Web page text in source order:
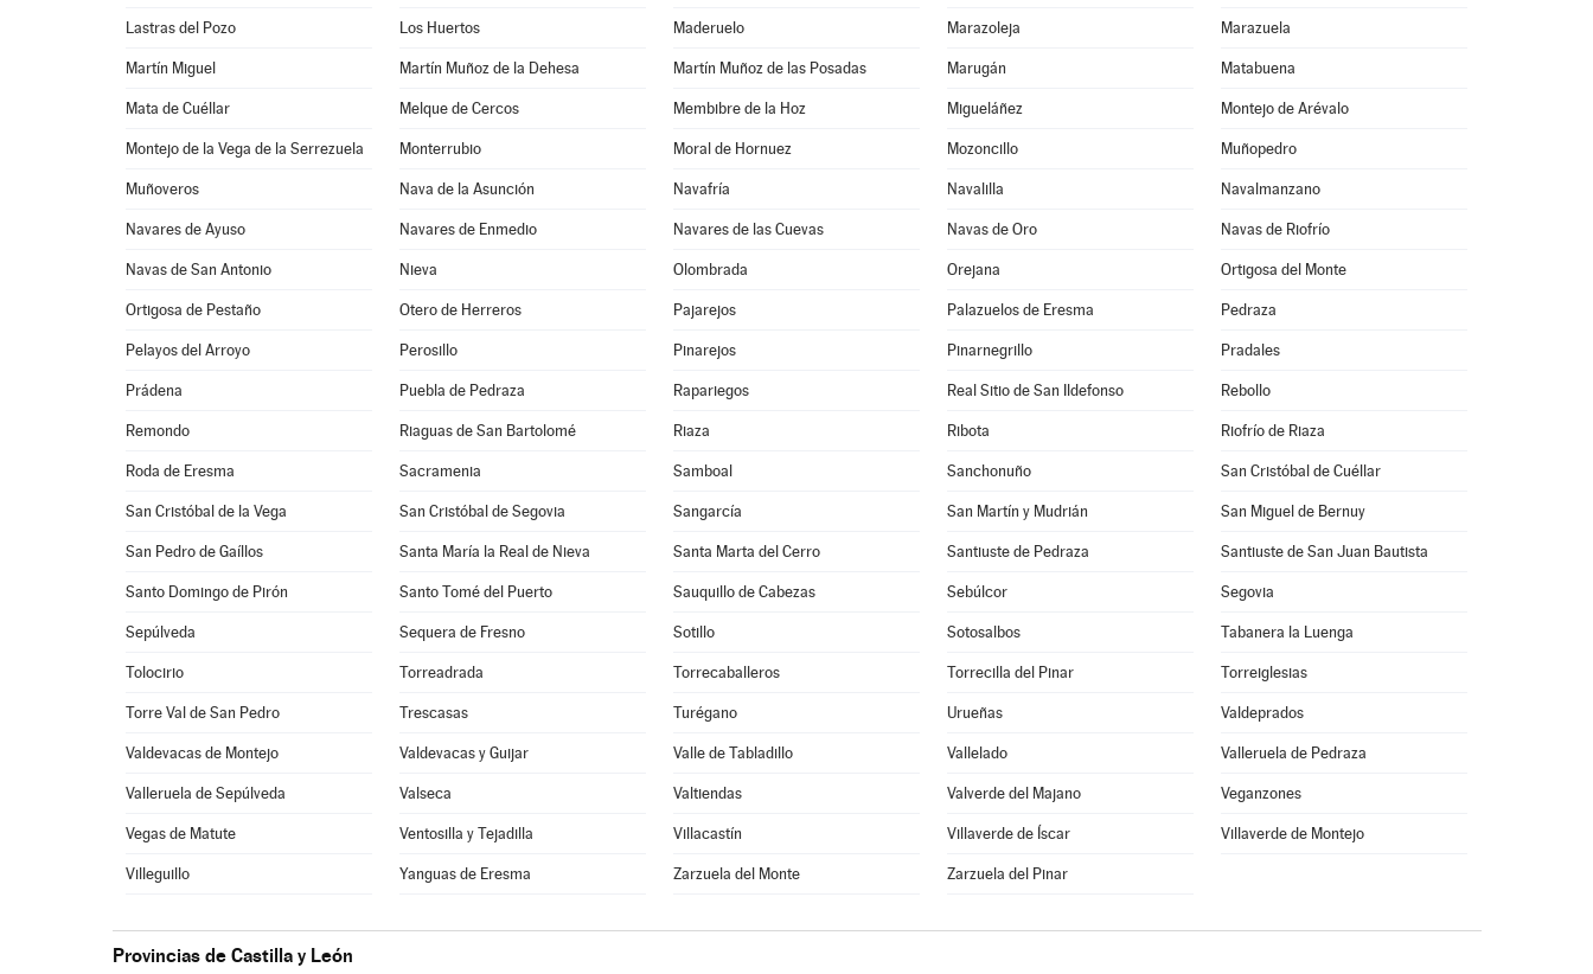
Lastras del Pozo Los Huertos Maderuelo Marazoleja Marazuela
Martín Miguel Martín Muñoz de la Dehesa Martín Muñoz de las Posadas Marugán Matabuena
Mata de Cuéllar Melque de Cercos Membibre de la Hoz Migueláñez Montejo de Arévalo
Montejo de la Vega de la Serrezuela Monterrubio Moral de Hornuez Mozoncillo Muñopedro
Muñoveros Nava de la Asunción Navafría Navalilla Navalmanzano
Navares de Ayuso Navares de Enmedio Navares de las Cuevas Navas de Oro Navas de Riofrío
Navas de San Antonio Nieva Olombrada Orejana Ortigosa del Monte
Ortigosa de Pestaño Otero de Herreros Pajarejos Palazuelos de Eresma Pedraza
Pelayos del Arroyo Perosillo Pinarejos Pinarnegrillo Pradales
Prádena Puebla de Pedraza Rapariegos Real Sitio de San Ildefonso Rebollo
Remondo Riaguas de San Bartolomé Riaza Ribota Riofrío de Riaza
Roda de Eresma Sacramenia Samboal Sanchonuño San Cristóbal de Cuéllar
San Cristóbal de la Vega San Cristóbal de Segovia Sangarcía San Martín y Mudrián San Miguel de Bernuy
San Pedro de Gaíllos Santa María la Real de Nieva Santa Marta del Cerro Santiuste de Pedraza Santiuste de San Juan Bautista
Santo Domingo de Pirón Santo Tomé del Puerto Sauquillo de Cabezas Sebúlcor Segovia
Sepúlveda Sequera de Fresno Sotillo Sotosalbos Tabanera la Luenga
Tolocirio Torreadrada Torrecaballeros Torrecilla del Pinar Torreiglesias
Torre Val de San Pedro Trescasas Turégano Urueñas Valdeprados
Valdevacas de Montejo Valdevacas y Guijar Valle de Tabladillo Vallelado Valleruela de Pedraza
Valleruela de Sepúlveda Valseca Valtiendas Valverde del Majano Veganzones
Vegas de Matute Ventosilla y Tejadilla Villacastín Villaverde de Íscar Villaverde de Montejo
Villeguillo Yanguas de Eresma Zarzuela del Monte Zarzuela del Pinar
Provincias de Castilla y León